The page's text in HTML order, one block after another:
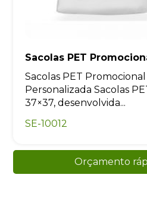
Sacolas PET
Sacolas PET
Personalizada Sacolas
37×37, desenvolvida...
SE-10012
Orçamento